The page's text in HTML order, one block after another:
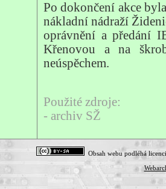
Po dokončení akce
nákladní nádraží
oprávnění a předání
Křenovou a na
neúspěchem.
Použité zdroje:
- archiv SŽ
Obsah webu podléhá